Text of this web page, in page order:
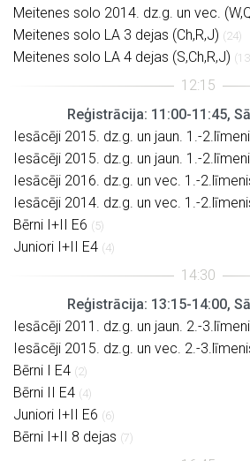
Meitenes solo 2014. dz.g. un vec.
Meitenes solo LA 3 dejas (Ch,R,J) (24)
Meitenes solo LA 4 dejas (S,Ch,R,J)
Reģistrācija: 11:00-11:45,
Iesācēji 2015. dz.g. un jaun. 1.-
Iesācēji 2015. dz.g. un jaun. 1.-
Iesācēji 2016. dz.g. un vec. 1.-
Iesācēji 2014. dz.g. un vec. 1.-
Bērni I+II E6 (5)
Juniori I+II E4 (4)
Reģistrācija: 13:15-14:00,
Iesācēji 2011. dz.g. un jaun. 2.-
Iesācēji 2015. dz.g. un vec. 2.-
Bērni I E4 (2)
Bērni II E4 (4)
Juniori I+II E6 (6)
Bērni I+II 8 dejas (7)